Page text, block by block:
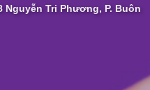
Nguyễn Tri Phương, P. Buôn